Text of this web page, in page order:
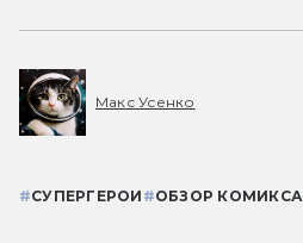
Макс Усенко
#СУПЕРГЕРОИ #ОБЗОР КОМИКСА